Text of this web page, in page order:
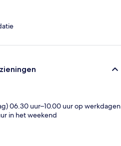
06.30 uur–10.00 uur op werkdagen
in het weekend